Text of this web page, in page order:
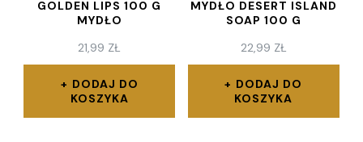
GOLDEN LIPS 100 G
MYDŁO
21,99 ZŁ
DODAJ DO
KOSZYKA
MYDŁO DESERT ISLAND
SOAP 100 G
22,99 ZŁ
DODAJ DO
KOSZYKA